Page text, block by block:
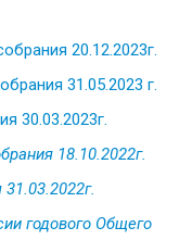
20.12.2023г.
31.05.2023 г.
30.03.2023г.
18.10.2022г.
годового Общего